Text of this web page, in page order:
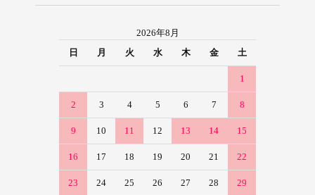
2026年8月
日
月 火 水 木 金 土
1
2 3 4 5 6 7 8
9 10 11 12 13 14 15
16 17 18 19 20 21 22
23 24 25 26 27 28 29